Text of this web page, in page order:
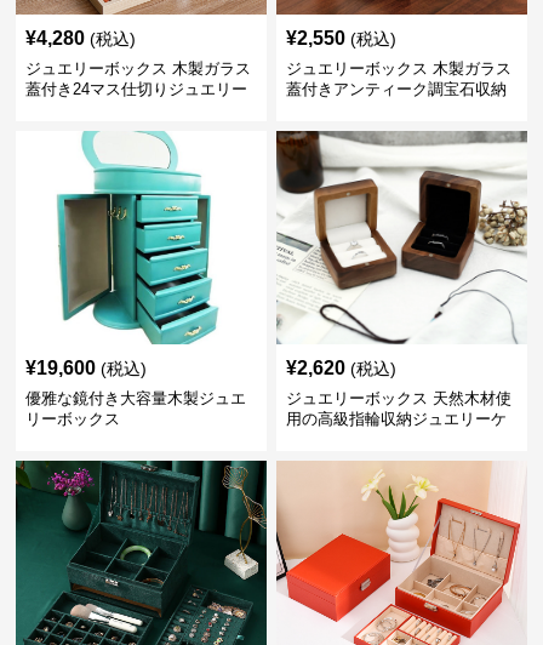
¥4,280 (税込)
ジュエリーボックス 木製ガラス
蓋付き24マス仕切りジュエリー
¥2,550 (税込)
ジュエリーボックス 木製ガラス
蓋付きアンティーク調宝石収納
¥19,600 (税込)
優雅な鏡付き大容量木製ジュエ
リーボックス
¥2,620 (税込)
ジュエリーボックス 天然木材使
用の高級指輪収納ジュエリーケ